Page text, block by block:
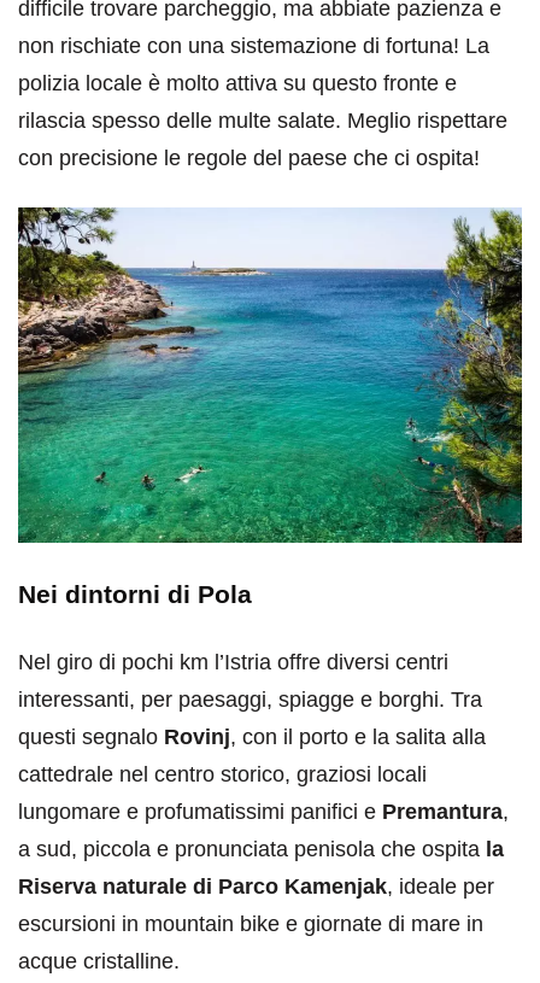
difficile trovare parcheggio, ma abbiate pazienza e
non rischiate con una sistemazione di fortuna! La
polizia locale è molto attiva su questo fronte e
rilascia spesso delle multe salate. Meglio rispettare
con precisione le regole del paese che ci ospita!
Nei dintorni di Pola
Nel giro di pochi km l’Istria offre diversi centri
interessanti, per paesaggi, spiagge e borghi. Tra
questi segnalo Rovinj, con il porto e la salita alla
cattedrale nel centro storico, graziosi locali
lungomare e profumatissimi panifici e Premantura,
a sud, piccola e pronunciata penisola che ospita la
Riserva naturale di Parco Kamenjak, ideale per
escursioni in mountain bike e giornate di mare in
acque cristalline.